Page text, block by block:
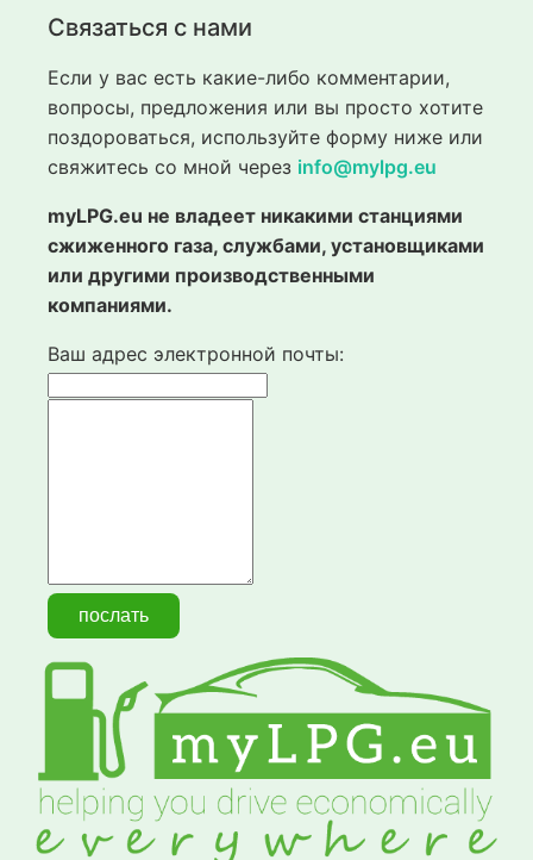
Связаться с нами
Если у вас есть какие-либо комментарии,
вопросы, предложения или вы просто хотите
поздороваться, используйте форму ниже или
свяжитесь со мной через info@mylpg.eu
myLPG.eu не владеет никакими станциями
сжиженного газа, службами, установщиками
или другими производственными
компаниями.
Ваш адрес электронной почты: